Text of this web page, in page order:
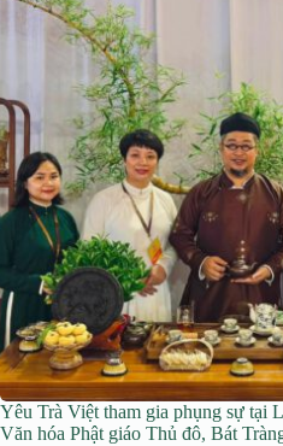
Yêu Trà Việt tham gia phụng sự tại
Văn hóa Phật giáo Thủ đô, Bát